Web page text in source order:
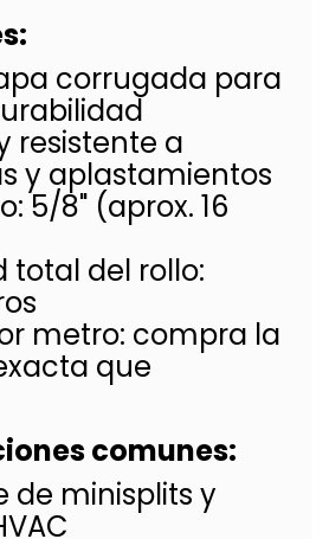
corrugada para
resistente a
y aplastamientos
5/8" (aprox. 16
total del rollo:
metro: compra la
que
comunes:
de minisplits y